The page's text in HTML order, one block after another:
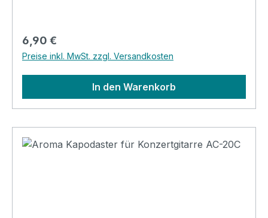
Regulärer Preis:
6,90 €
Preise inkl. MwSt. zzgl. Versandkosten
In den Warenkorb